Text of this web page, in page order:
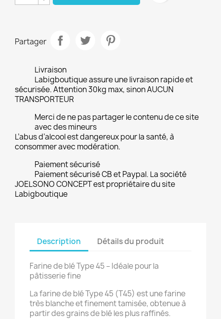
Partager
Livraison
Labigboutique assure une livraison rapide et
sécurisée. Attention 30kg max, sinon AUCUN
TRANSPORTEUR
Merci de ne pas partager le contenu de ce site
avec des mineurs
L’abus d’alcool est dangereux pour la santé, à
consommer avec modération.
Paiement sécurisé
Paiement sécurisé CB et Paypal. La société
JOELSONO CONCEPT est propriétaire du site
Labigboutique
Description Détails du produit
Farine de blé Type 45 – Idéale pour la
pâtisserie fine
La farine de blé Type 45 (T45) est une farine
très blanche et finement tamisée, obtenue à
partir des grains de blé les plus raffinés.